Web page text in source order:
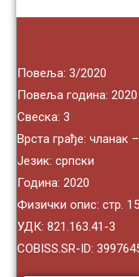
Повеља: 3/2020
Повеља година: 2020
Свеска: 3
Врста грађе: чланак
Језик: српски
Година: 2020
Физички опис: стр.
УДК: 821.163.41-3
COBISS.SR-ID: